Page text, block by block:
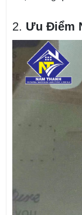
2. Ưu Điểm